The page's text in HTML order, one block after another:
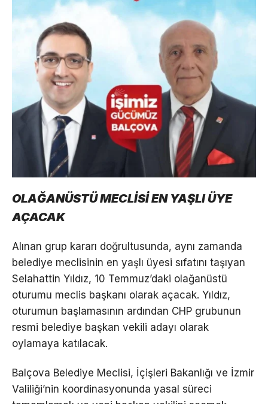
OLAĞANÜSTÜ MECLİSİ EN YAŞLI ÜYE
AÇACAK
Alınan grup kararı doğrultusunda, aynı zamanda
belediye meclisinin en yaşlı üyesi sıfatını taşıyan
Selahattin Yıldız, 10 Temmuz’daki olağanüstü
oturumu meclis başkanı olarak açacak. Yıldız,
oturumun başlamasının ardından CHP grubunun
resmi belediye başkan vekili adayı olarak
oylamaya katılacak.
Balçova Belediye Meclisi, İçişleri Bakanlığı ve İzmir
Valiliği’nin koordinasyonunda yasal süreci